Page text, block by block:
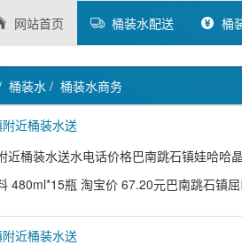
网站首页 桶装水配送 桶
桶装水 / 桶装水商务
近桶装水送
近桶装水送水电话价格巴南跳石镇娃哈
480ml*15瓶 淘宝价 67.20元巴南跳石镇
近桶装水送